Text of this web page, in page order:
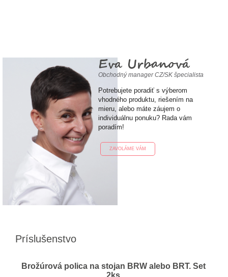
Eva Urbanová
Obchodný manager CZ/SK špecialista
Potrebujete poradiť s výberom
vhodného produktu, riešením na
mieru, alebo máte záujem o
individuálnu ponuku? Rada vám
poradím!
ZAVOLÁME VÁM
Príslušenstvo
Brožúrová polica na stojan BRW alebo BRT. Set
2ks